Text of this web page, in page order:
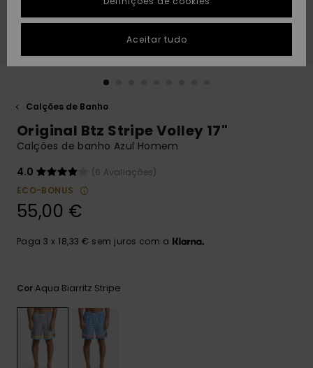
Coleções
Highlights
conversa para
obteres a
resposta mais
conversa
respostas
para as
formulário de
PRESENTE
DESEJO
Calções de Banho
Original Btz Stripe Volley 17"
Calções de banho Azul Homem
4.0
(6 Avaliações)
ECO-BONUS
55,00 €
Paga 3 x 18,33 € sem juros com a
CorAqua Biarritz Stripe
Aceitar tudo